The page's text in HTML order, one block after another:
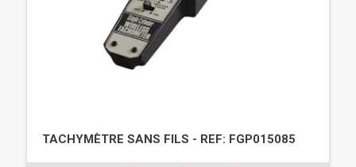
TACHYMÈTRE SANS FILS - REF: FGP015085